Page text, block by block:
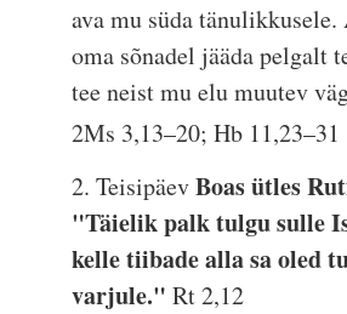
ava mu süda tänulikkusele.
oma sõnadel jääda pelgalt
tee neist mu elu muutev
2Ms 3,13–20; Hb 11,23–31
2. TeisipäevBoas ütles
"Täielik palk tulgu sulle
kelle tiibade alla sa oled
varjule."Rt 2,12